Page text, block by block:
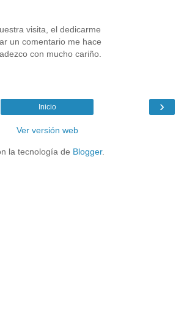
visita, el dedicarme
un comentario me hace
con mucho cariño.
›
Inicio
Ver versión web
la tecnología de Blogger.